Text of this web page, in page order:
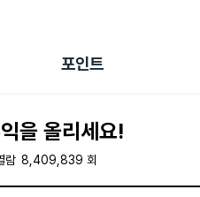
포인트
출석 룰렛
후원
이용내역
을 올리세요!
람 8,409,839 회